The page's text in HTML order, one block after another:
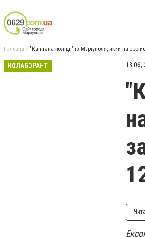
Головна "Капітана поліції" із Маріуполя, який на
КОЛАБОРАНТ 13:06,